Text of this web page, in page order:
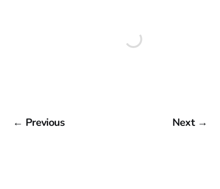
← Previous Next →